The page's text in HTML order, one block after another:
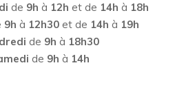
de 9h à 12h et de 14h à 18h
9h à 12h30et de 14h à 19h
de 9h à 18h30
de 9h à 14h